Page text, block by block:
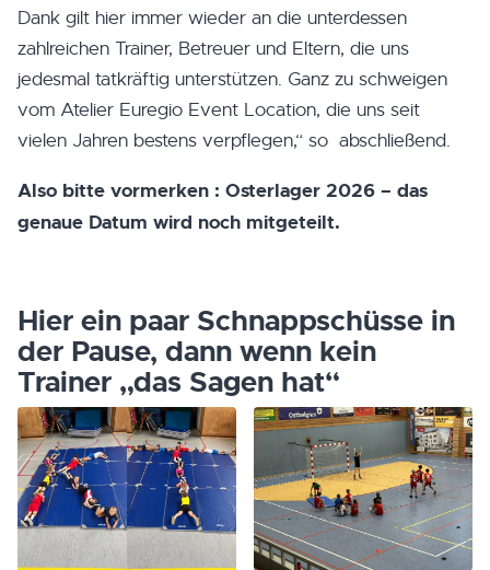
Dank gilt hier immer wieder an die unterdessen
zahlreichen Trainer, Betreuer und Eltern, die uns
jedesmal tatkräftig unterstützen. Ganz zu schweigen
vom Atelier Euregio Event Location, die uns seit
vielen Jahren bestens verpflegen,“ so abschließend.
Also bitte vormerken : Osterlager 2026 – das
genaue Datum wird noch mitgeteilt.
Hier ein paar Schnappschüsse in
der Pause, dann wenn kein
Trainer „das Sagen hat“